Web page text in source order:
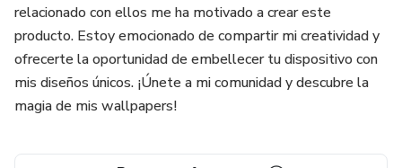
relacionado con ellos me ha motivado a crear este
producto. Estoy emocionado de compartir mi creatividad y
ofrecerte la oportunidad de embellecer tu dispositivo con
mis diseños únicos. ¡Únete a mi comunidad y descubre la
magia de mis wallpapers!